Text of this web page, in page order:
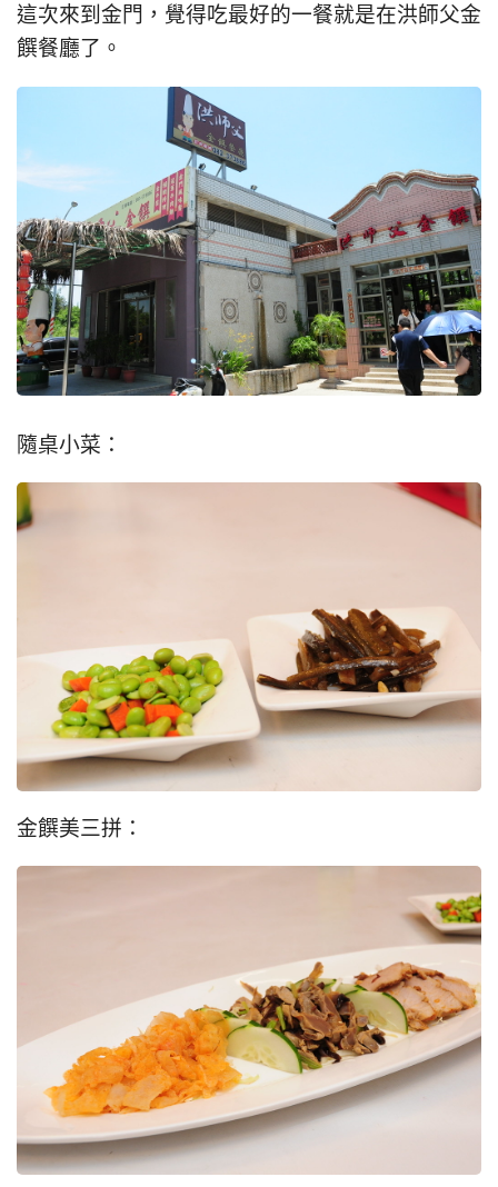
這次來到金門，覺得吃最好的一餐就是在洪師父金
饌餐廳了。
隨桌小菜：
金饌美三拼：